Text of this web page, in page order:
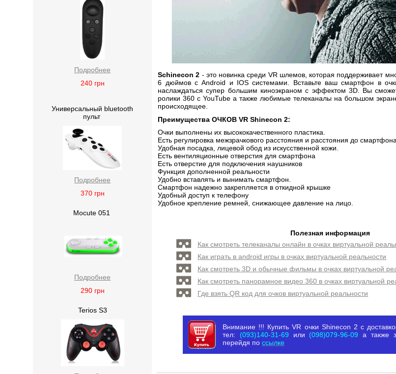
Подробнее
240 грн
Универсальный bluetooth
пульт
Подробнее
370 грн
Mocute 051
Подробнее
290 грн
Terios S3
Schinecon 2 - это новинка среди VR шлемов, которая поддерживает
6 дюймов с Android и IOS системами. Вставьте ваш смартфон в
наслаждаться супер большим киноэкраном с эффектом 3D. Вы
ролики 360 с YouTube а также любимые телеканалы на большом
происходящее.
Преимущества ОЧКОВ VR Shinecon 2:
Очки выполнены их высококачественного пластика.
Есть регулировка межзрачкового расстояния и расстояния до
Удобная посадка, лицевой обод из искусственной кожи.
Есть вентиляционные отверстия для смартфона
Есть отверстие для подключения наушников
Функция дополненной реальности
Удобно вставлять и вынимать смартфон.
Смартфон надежно закрепляется в откидной крышке
Удобный доступ к телефону
Удобное крепление ремней, снижающее давление на лицо.
Полезная информация
Как смотреть телеканалы онлайн в очках виртуальной
Как играть в android игры в очках виртуальной реальности
Как смотреть 3D и обычные фильмы в очках виртуальной
Как смотреть панорамное видео 360 в очках виртуальной
Где взять QR код для очков виртуальной реальности
Внимание !!! Купить VR очки Shinecon 2 с
тел: (093)140-31-69 или (098)079-96-09 а также
перейдя поссылке